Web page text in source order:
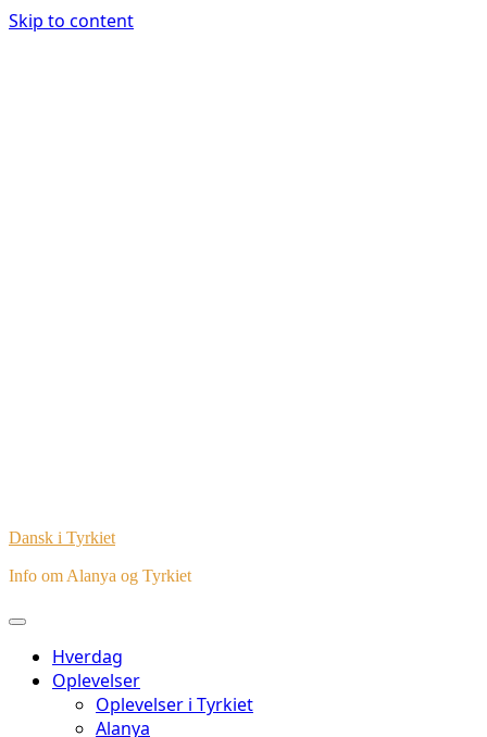
Skip to content
Dansk i Tyrkiet
Info om Alanya og Tyrkiet
Hverdag
Oplevelser
Oplevelser i Tyrkiet
Alanya